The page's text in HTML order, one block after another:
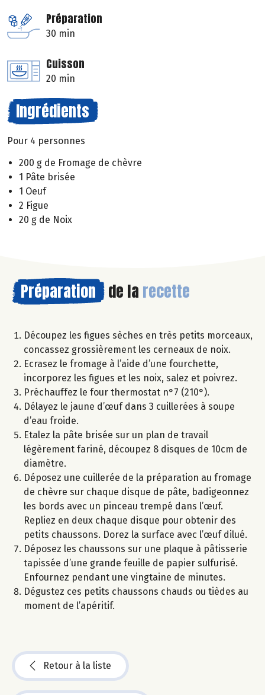
Préparation
30 min
Cuisson
20 min
Ingrédients
Pour 4 personnes
200 g de Fromage de chèvre
1 Pâte brisée
1 Oeuf
2 Figue
20 g de Noix
Préparation de la recette
Découpez les figues sèches en très petits morceaux,
concassez grossièrement les cerneaux de noix.
Ecrasez le fromage à l’aide d’une fourchette,
incorporez les figues et les noix, salez et poivrez.
Préchauffez le four thermostat n°7 (210°).
Délayez le jaune d’œuf dans 3 cuillerées à soupe
d’eau froide.
Etalez la pâte brisée sur un plan de travail
légèrement fariné, découpez 8 disques de 10cm de
diamètre.
Déposez une cuillerée de la préparation au fromage
de chèvre sur chaque disque de pâte, badigeonnez
les bords avec un pinceau trempé dans l’œuf.
Repliez en deux chaque disque pour obtenir des
petits chaussons. Dorez la surface avec l’œuf dilué.
Déposez les chaussons sur une plaque à pâtisserie
tapissée d’une grande feuille de papier sulfurisé.
Enfournez pendant une vingtaine de minutes.
Dégustez ces petits chaussons chauds ou tièdes au
moment de l’apéritif.
Retour à la liste